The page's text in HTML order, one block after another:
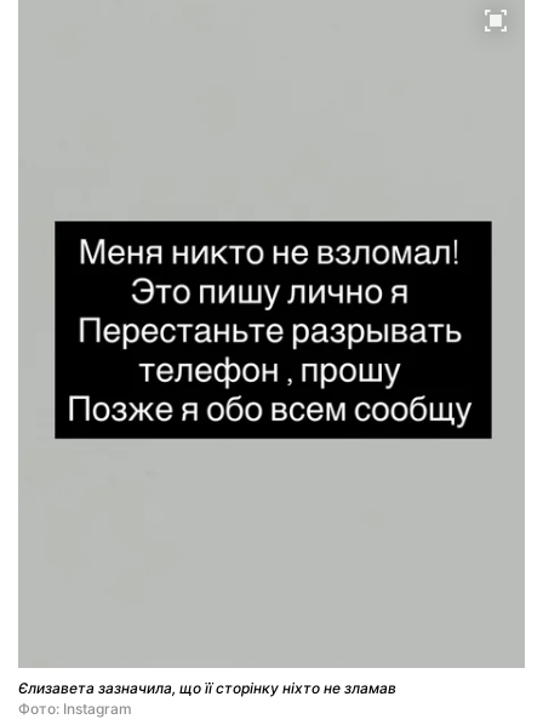
Єлизавета зазначила, що її сторінку ніхто не зламав
Фото: Instagram